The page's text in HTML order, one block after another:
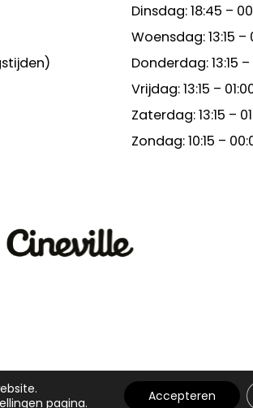
Dinsdag: 18:45 –
Woensdag: 13:15 –
Donderdag: 13:15
Vrijdag: 13:15 –
Zaterdag: 13:15 –
Zondag: 10:15 –
pagina. Accepteren